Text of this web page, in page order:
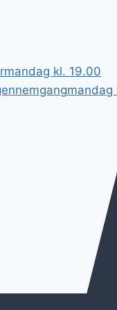
mandag kl. 19.00
mandag